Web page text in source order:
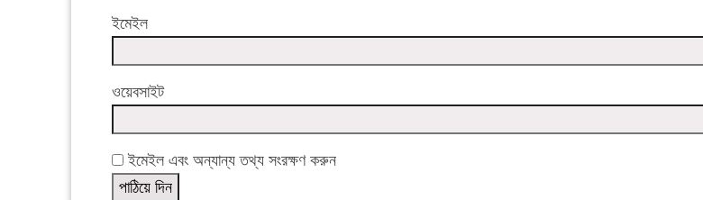
ইমেইল
ওয়েবসাইট
ইমেইল এবং অন্যান্য তথ্য সংরক্ষণ করুন